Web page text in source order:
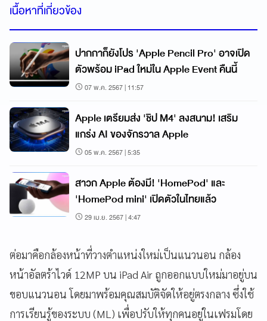
เนื้อหาที่เกี่ยวข้อง
ปากกาก็ยังโปร 'Apple Pencil Pro' อาจเปิด
ตัวพร้อม iPad ใหม่ใน Apple Event คืนนี้
07 พ.ค. 2567 | 11:57
Apple เตรียมส่ง 'ชิป M4' ลงสนาม! เสริม
แกร่ง AI ของจักรวาล Apple
05 พ.ค. 2567 | 5:35
สาวก Apple ต้องมี! 'HomePod' และ
'HomePod mini' เปิดตัวในไทยแล้ว
29 เม.ย. 2567 | 4:47
ต่อมาคือกล้องหน้าที่วางตำแหน่งใหม่เป็นแนวนอน กล้อง
หน้าอัลตร้าไวด์ 12MP บน iPad Air ถูกออกแบบใหม่มาอยู่บน
ขอบแนวนอน โดยมาพร้อมคุณสมบัติจัดให้อยู่ตรงกลาง ซึ่งใช้
การเรียนรู้ของระบบ (ML) เพื่อปรับให้ทุกคนอยู่ในเฟรมโดย